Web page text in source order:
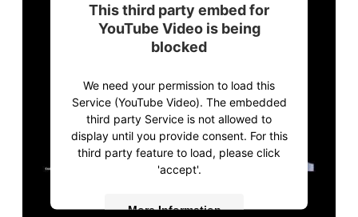
This third party embed for
YouTube Video is being
blocked
We need your permission to load this
Service (YouTube Video). The embedded
third party Service is not allowed to
display until you provide consent. For this
third party feature to load, please click
'accept'.
More Information